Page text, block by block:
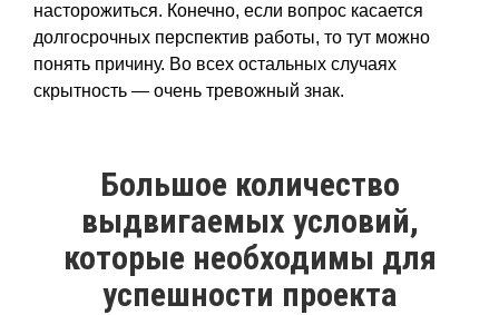
насторожиться. Конечно, если вопрос касается
долгосрочных перспектив работы, то тут можно
понять причину. Во всех остальных случаях
скрытность — очень тревожный знак.
Большое количество
выдвигаемых условий,
которые необходимы для
успешности проекта